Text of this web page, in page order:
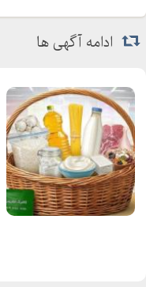
ادامه آگهی ها